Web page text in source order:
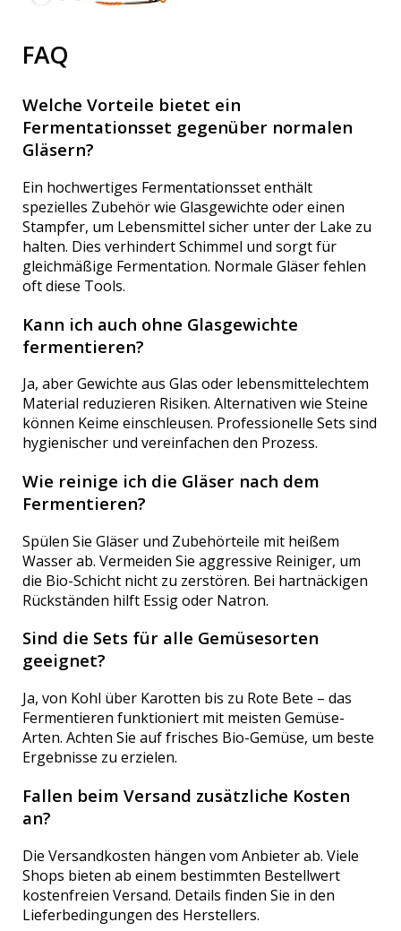
FAQ
Welche Vorteile bietet ein
Fermentationsset gegenüber normalen
Gläsern?
Ein hochwertiges Fermentationsset enthält
spezielles Zubehör wie Glasgewichte oder einen
Stampfer, um Lebensmittel sicher unter der Lake zu
halten. Dies verhindert Schimmel und sorgt für
gleichmäßige Fermentation. Normale Gläser fehlen
oft diese Tools.
Kann ich auch ohne Glasgewichte
fermentieren?
Ja, aber Gewichte aus Glas oder lebensmittelechtem
Material reduzieren Risiken. Alternativen wie Steine
können Keime einschleusen. Professionelle Sets sind
hygienischer und vereinfachen den Prozess.
Wie reinige ich die Gläser nach dem
Fermentieren?
Spülen Sie Gläser und Zubehörteile mit heißem
Wasser ab. Vermeiden Sie aggressive Reiniger, um
die Bio-Schicht nicht zu zerstören. Bei hartnäckigen
Rückständen hilft Essig oder Natron.
Sind die Sets für alle Gemüsesorten
geeignet?
Ja, von Kohl über Karotten bis zu Rote Bete – das
Fermentieren funktioniert mit meisten Gemüse-
Arten. Achten Sie auf frisches Bio-Gemüse, um beste
Ergebnisse zu erzielen.
Fallen beim Versand zusätzliche Kosten
an?
Die Versandkosten hängen vom Anbieter ab. Viele
Shops bieten ab einem bestimmten Bestellwert
kostenfreien Versand. Details finden Sie in den
Lieferbedingungen des Herstellers.